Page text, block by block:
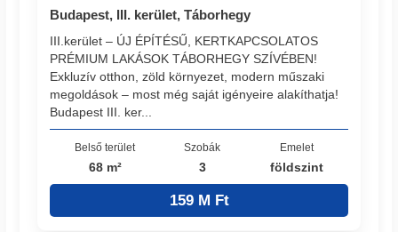
Budapest, III. kerület, Táborhegy
III.kerület – ÚJ ÉPÍTÉSŰ, KERTKAPCSOLATOS
PRÉMIUM LAKÁSOK TÁBORHEGY SZÍVÉBEN!
Exkluzív otthon, zöld környezet, modern műszaki
megoldások – most még saját igényeire alakíthatja!
Budapest III. ker...
Belső terület
68 m²
Szobák
3
Emelet
földszint
159 M Ft